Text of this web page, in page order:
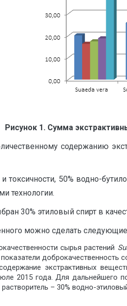
Рисунок 1. Сумма
содержанию
токсичности, 50% водно-
технологии.
30% этиловый спирт в
можно сделать
сырья растений
экстрактивных
2015 года. Для дальнейшего
– 30% водно-этиловый